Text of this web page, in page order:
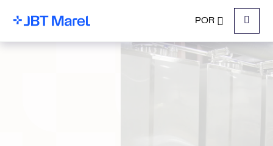
POR
Menu